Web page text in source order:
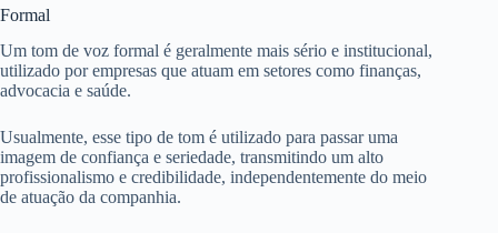
Formal
Um tom de voz formal é geralmente mais sério e institucional,
utilizado por empresas que atuam em setores como finanças,
advocacia e saúde.
Usualmente, esse tipo de tom é utilizado para passar uma
imagem de confiança e seriedade, transmitindo um alto
profissionalismo e credibilidade, independentemente do meio
de atuação da companhia.